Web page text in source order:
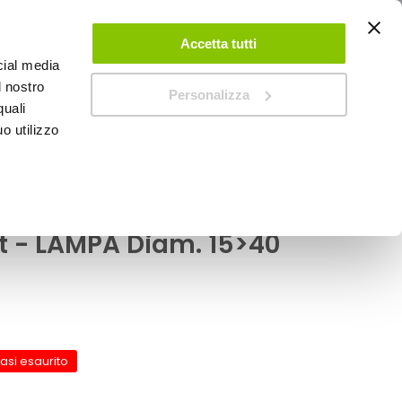
media
nostro
utilizzo
Accetta tutti
Personalizza
ACCEDI CREA UN ACCOUNT CONTATTACI
LAMPA Diam. 15>40
esaurito